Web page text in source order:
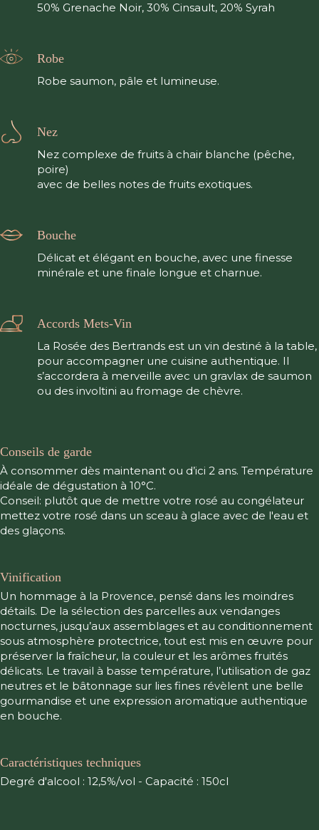
50% Grenache Noir, 30% Cinsault, 20% Syrah
Robe
Robe saumon, pâle et lumineuse.
Nez
Nez complexe de fruits à chair blanche (pêche,
poire)
avec de belles notes de fruits exotiques.
Bouche
Délicat et élégant en bouche, avec une finesse
minérale et une finale longue et charnue.
Accords Mets-Vin
La Rosée des Bertrands est un vin destiné à la table,
pour accompagner une cuisine authentique. Il
s’accordera à merveille avec un gravlax de saumon
ou des involtini au fromage de chèvre.
Conseils de garde
À consommer dès maintenant ou d’ici 2 ans. Température
idéale de dégustation à 10°C.
Conseil: plutôt que de mettre votre rosé au congélateur
mettez votre rosé dans un sceau à glace avec de l'eau et
des glaçons.
Vinification
Un hommage à la Provence, pensé dans les moindres
détails. De la sélection des parcelles aux vendanges
nocturnes, jusqu’aux assemblages et au conditionnement
sous atmosphère protectrice, tout est mis en œuvre pour
préserver la fraîcheur, la couleur et les arômes fruités
délicats. Le travail à basse température, l’utilisation de gaz
neutres et le bâtonnage sur lies fines révèlent une belle
gourmandise et une expression aromatique authentique
en bouche.
Caractéristiques techniques
Degré d'alcool : 12,5%/vol - Capacité : 150cl